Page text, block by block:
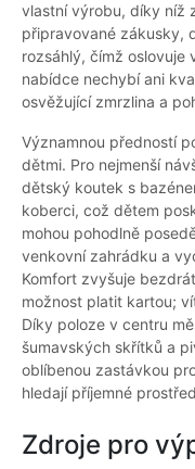
vlastní výrobu, díky níž
připravované zákusky,
rozsáhlý, čímž oslovuje
nabídce nechybí ani
osvěžující zmrzlina a
Významnou předností
dětmi. Pro nejmenší
dětský koutek s
koberci, což dětem
mohou pohodlně
venkovní zahrádku a
Komfort zvyšuje
možnost platit kartou;
Díky poloze v centru
šumavských skřítků a
oblíbenou zastávkou
hledají příjemné
Zdroje pro